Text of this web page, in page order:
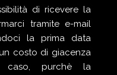
di ricevere la
tramite e-mail
la prima data
costo di giacenza
purchè la